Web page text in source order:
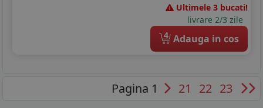
Ultimele 3 bucati!
livrare 2/3 zile
4 Adauga in cos
Pagina 1 21 22 23